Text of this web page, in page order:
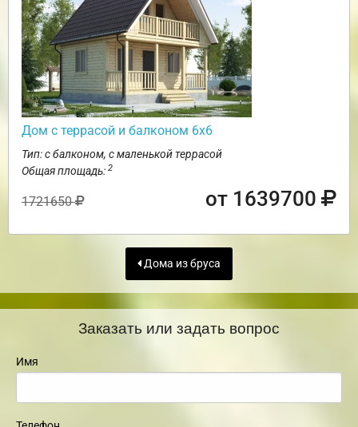
Дом с террасой и балконом 6х6
Тип: с балконом, с маленькой террасой
Общая площадь: 2
1721650 от 1639700
Дома из бруса
Заказать или задать вопрос
Имя